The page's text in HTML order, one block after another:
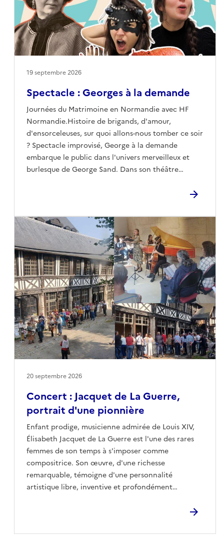
Spectacle : Georges à la demande
Journées du Matrimoine en Normandie avec HF
Normandie.Histoire de brigands, d'amour,
d'ensorceleuses, sur quoi allons-nous tomber ce soir
? Spectacle improvisé, George à la demande
embarque le public dans l'univers merveilleux et
burlesque de George Sand. Dans son théâtre
est l'occasion de replonger dans cette
effervescence joyeuse : le public choisit deux
canevas, la distrib de départ, le décor - c'est parti
!Réserver
19 septembre 2026
Concert : Jacquet de La Guerre,
portrait d'une pionnière
Enfant prodige, musicienne admirée de Louis XIV,
Élisabeth Jacquet de La Guerre est l'une des rares
femmes de son temps à s'imposer comme
compositrice. Son œuvre, d'une richesse
remarquable, témoigne d'une personnalité
artistique libre, inventive et profondément
de la voix, ce concert propose un voyage au cœur
cantates se répondent pour dessiner le portrait
20 septembre 2026